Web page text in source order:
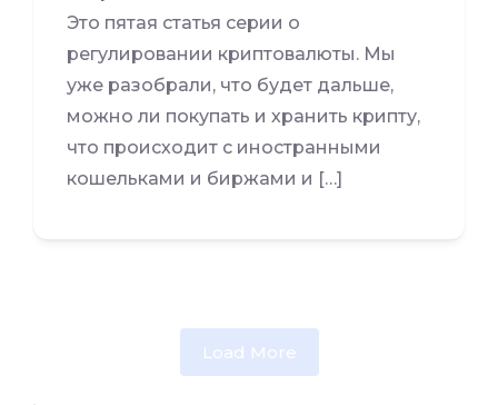
Это пятая статья серии о
регулировании криптовалюты. Мы
уже разобрали, что будет дальше,
можно ли покупать и хранить крипту,
что происходит с иностранными
кошельками и биржами и […]
Load More